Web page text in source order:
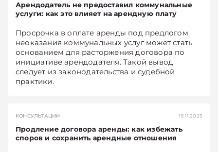
Арендодатель не предоставил коммунальные
услуги: как это влияет на арендную плату
Просрочка в оплате аренды под предлогом
неоказания коммунальных услуг может стать
основанием для расторжения договора по
инициативе арендодателя. Такой вывод
следует из законодательства и судебной
практики.
КОНСУЛЬТАЦИИ 19.11.2025
Продление договора аренды: как избежать
споров и сохранить арендные отношения